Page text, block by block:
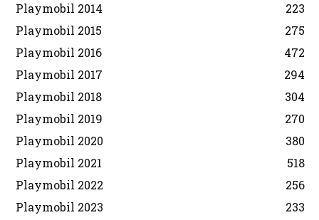
Playmobil 2014
223
Playmobil 2015
275
Playmobil 2016
472
Playmobil 2017
294
Playmobil 2018
304
Playmobil 2019
270
Playmobil 2020
380
Playmobil 2021
518
Playmobil 2022
256
Playmobil 2023
233